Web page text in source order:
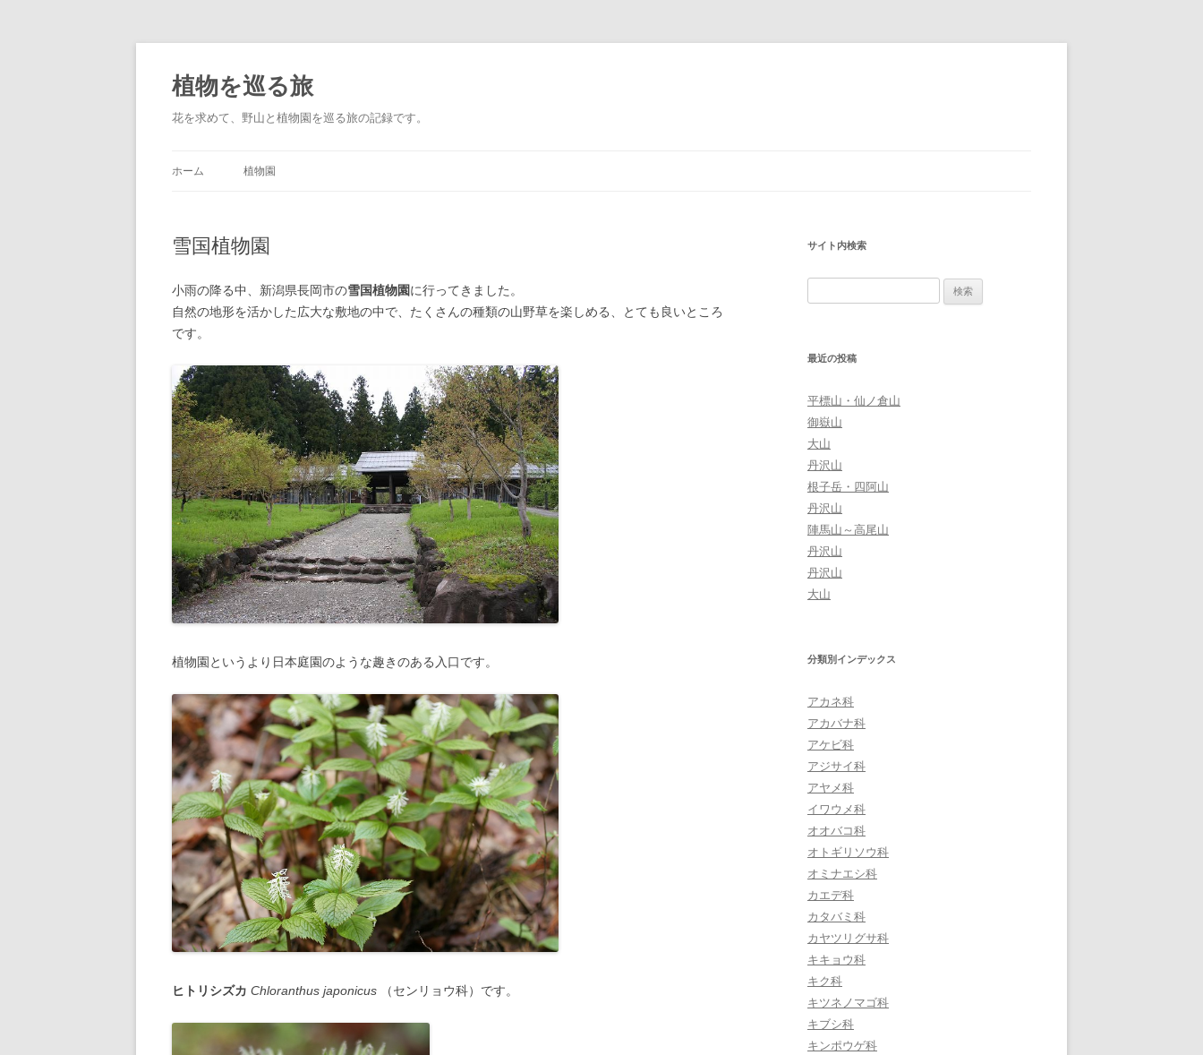
テ
ン
ツ
へ
ス
植物を巡る旅
花を求めて、野山と植物園を巡る旅の記録です。
ホーム 植物園
雪国植物園
小雨の降る中、新潟県長岡市の雪国植物園に行ってきました。
自然の地形を活かした広大な敷地の中で、たくさんの種類の山野草を楽しめる、とても良いところ
です。
植物園というより日本庭園のような趣きのある入口です。
ヒトリシズカ Chloranthus japonicus （センリョウ科）です。
サイト内検索
最近の投稿
平標山・仙ノ倉山
御嶽山
大山
丹沢山
根子岳・四阿山
丹沢山
陣馬山～高尾山
丹沢山
丹沢山
大山
分類別インデックス
アカネ科
アカバナ科
アケビ科
アジサイ科
アヤメ科
イワウメ科
オオバコ科
オトギリソウ科
オミナエシ科
カエデ科
カタバミ科
カヤツリグサ科
キキョウ科
キク科
キツネノマゴ科
キブシ科
キンポウゲ科